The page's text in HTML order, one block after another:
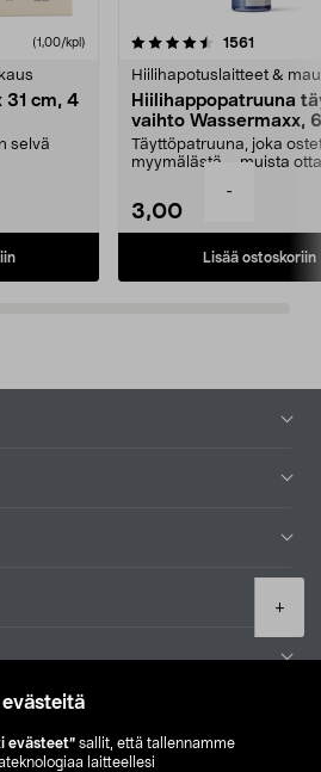
evästeet” sallit, että tallennamme
laitteellesi
-
+
(1,00/kpl)
31 cm, 4
selvä
1561
Hiilihapotuslaitteet &
Hiilihappopatruuna
vaihto Wassermaxx,
Täyttöpatruuna, joka
myymälästä – muista
3,00
Lisää ostoskoriin
4.5viidestä
Etsi myymälä